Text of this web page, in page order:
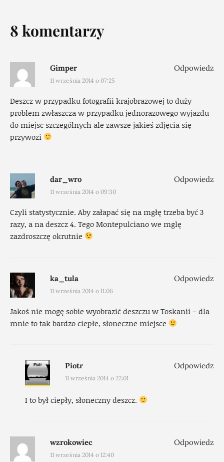
8 komentarzy
Gimper
11 września 2014 o 07:25
Deszcz w przypadku fotografii krajobrazowej to duży
problem zwłaszcza w przypadku jednorazowego wyjazdu
do miejsc szczególnych ale zawsze jakieś zdjęcia się
przywozi
Odpowiedz
dar_wro
11 września 2014 o 09:30
Czyli statystycznie. Aby załapać się na mgłę trzeba być 3
razy, a na deszcz 4. Tego Montepulciano we mglę
zazdroszczę okrutnie
Odpowiedz
ka_tula
11 września 2014 o 11:06
Jakoś nie mogę sobie wyobrazić deszczu w Toskanii – dla
mnie to tak bardzo ciepłe, słoneczne miejsce
Odpowiedz
Piotr
11 września 2014 o 22:01
I to był ciepły, słoneczny deszcz.
Odpowiedz
wzrokowiec
11 września 2014 o 12:40
Odpowiedz